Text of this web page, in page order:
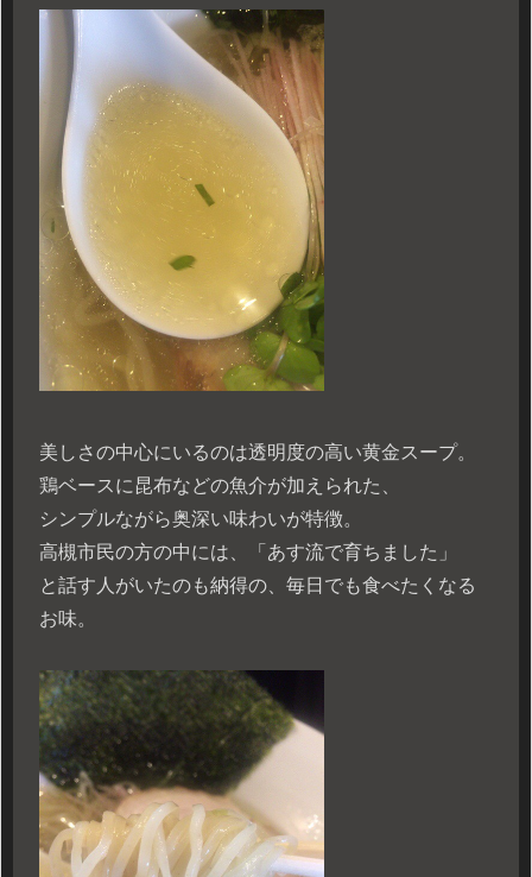
美しさの中心にいるのは透明度の高い黄金スープ。
鶏ベースに昆布などの魚介が加えられた、
シンプルながら奥深い味わいが特徴。
高槻市民の方の中には、「あす流で育ちました」
と話す人がいたのも納得の、毎日でも食べたくなる
お味。